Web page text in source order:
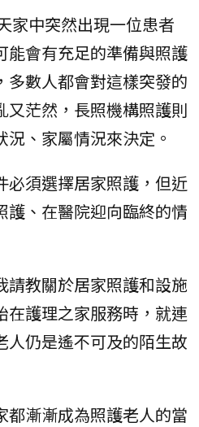
家中突然出現一位患者
能會有充足的準備與照護
多數人都會對這樣突發的
又茫然，長照機構照護則
、家屬情況來決定。
必須選擇居家照護，但近
護、在醫院迎向臨終的情
請教關於居家照護和設施
在護理之家服務時，就連
人仍是遙不可及的陌生故
都漸漸成為照護老人的當